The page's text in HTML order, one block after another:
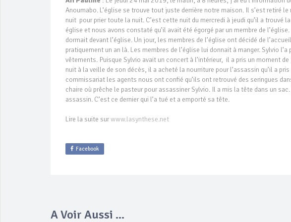
Anoumabo. L’église se trouve tout juste derrière notre maison. Il s’est retiré
nuit pour prier toute la nuit. C’est cette nuit du mercredi à jeudi qu’il a trouvé
église et nous avons constaté qu’il avait été égorgé par un membre de
dormait devant l’église. Un jour, les membres de l’église ont décidé de
pratiquement un an là. Les membres de l’église lui donnait à manger. Sylvio
vêtements. Puisque Sylvio avait un concert à l’intérieur, il a pris un moment
nuit à la veille de son décès, il a acheté la nourriture pour l’assassin qu’il a
commissariat les agents nous ont confié qu’ils ont retrouvé des seringues
chaire où prêche le pasteur pour assassiner Sylvio. Il a mis la tête dans un
assassin. C’est ce dernier qui l’a tué et a emporté sa tête.
Lire la suite surwww.lasynthese.net
Facebook
A Voir Aussi ...